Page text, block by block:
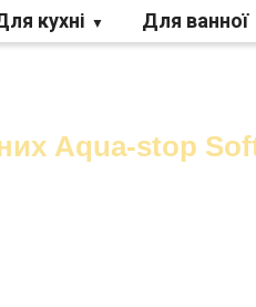
кухні Для ванної
Aqua-stop